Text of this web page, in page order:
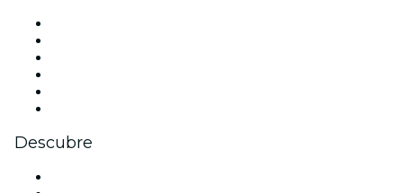
Descubre